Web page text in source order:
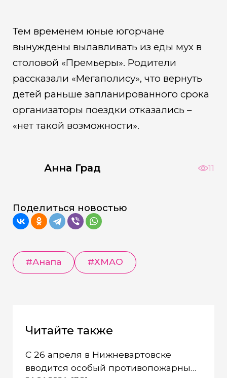
Тем временем юные югорчане
вынуждены вылавливать из еды мух в
столовой «Премьеры». Родители
рассказали «Мегаполису», что вернуть
детей раньше запланированного срока
организаторы поездки отказались –
«нет такой возможности».
Анна Град 11
Поделиться новостью
#Анапа #ХМАО
Читайте также
С 26 апреля в Нижневартовске
вводится особый противопожарный